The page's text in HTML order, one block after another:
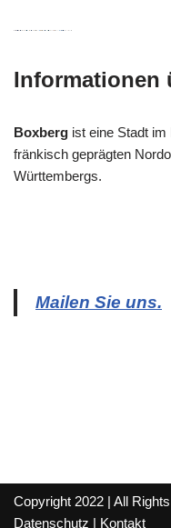
Informationen
Boxberg ist eine Stadt im
fränkisch geprägten
Württembergs.
Mailen Sie uns.
Copyright 2022 | All
Datenschutz | Kontakt